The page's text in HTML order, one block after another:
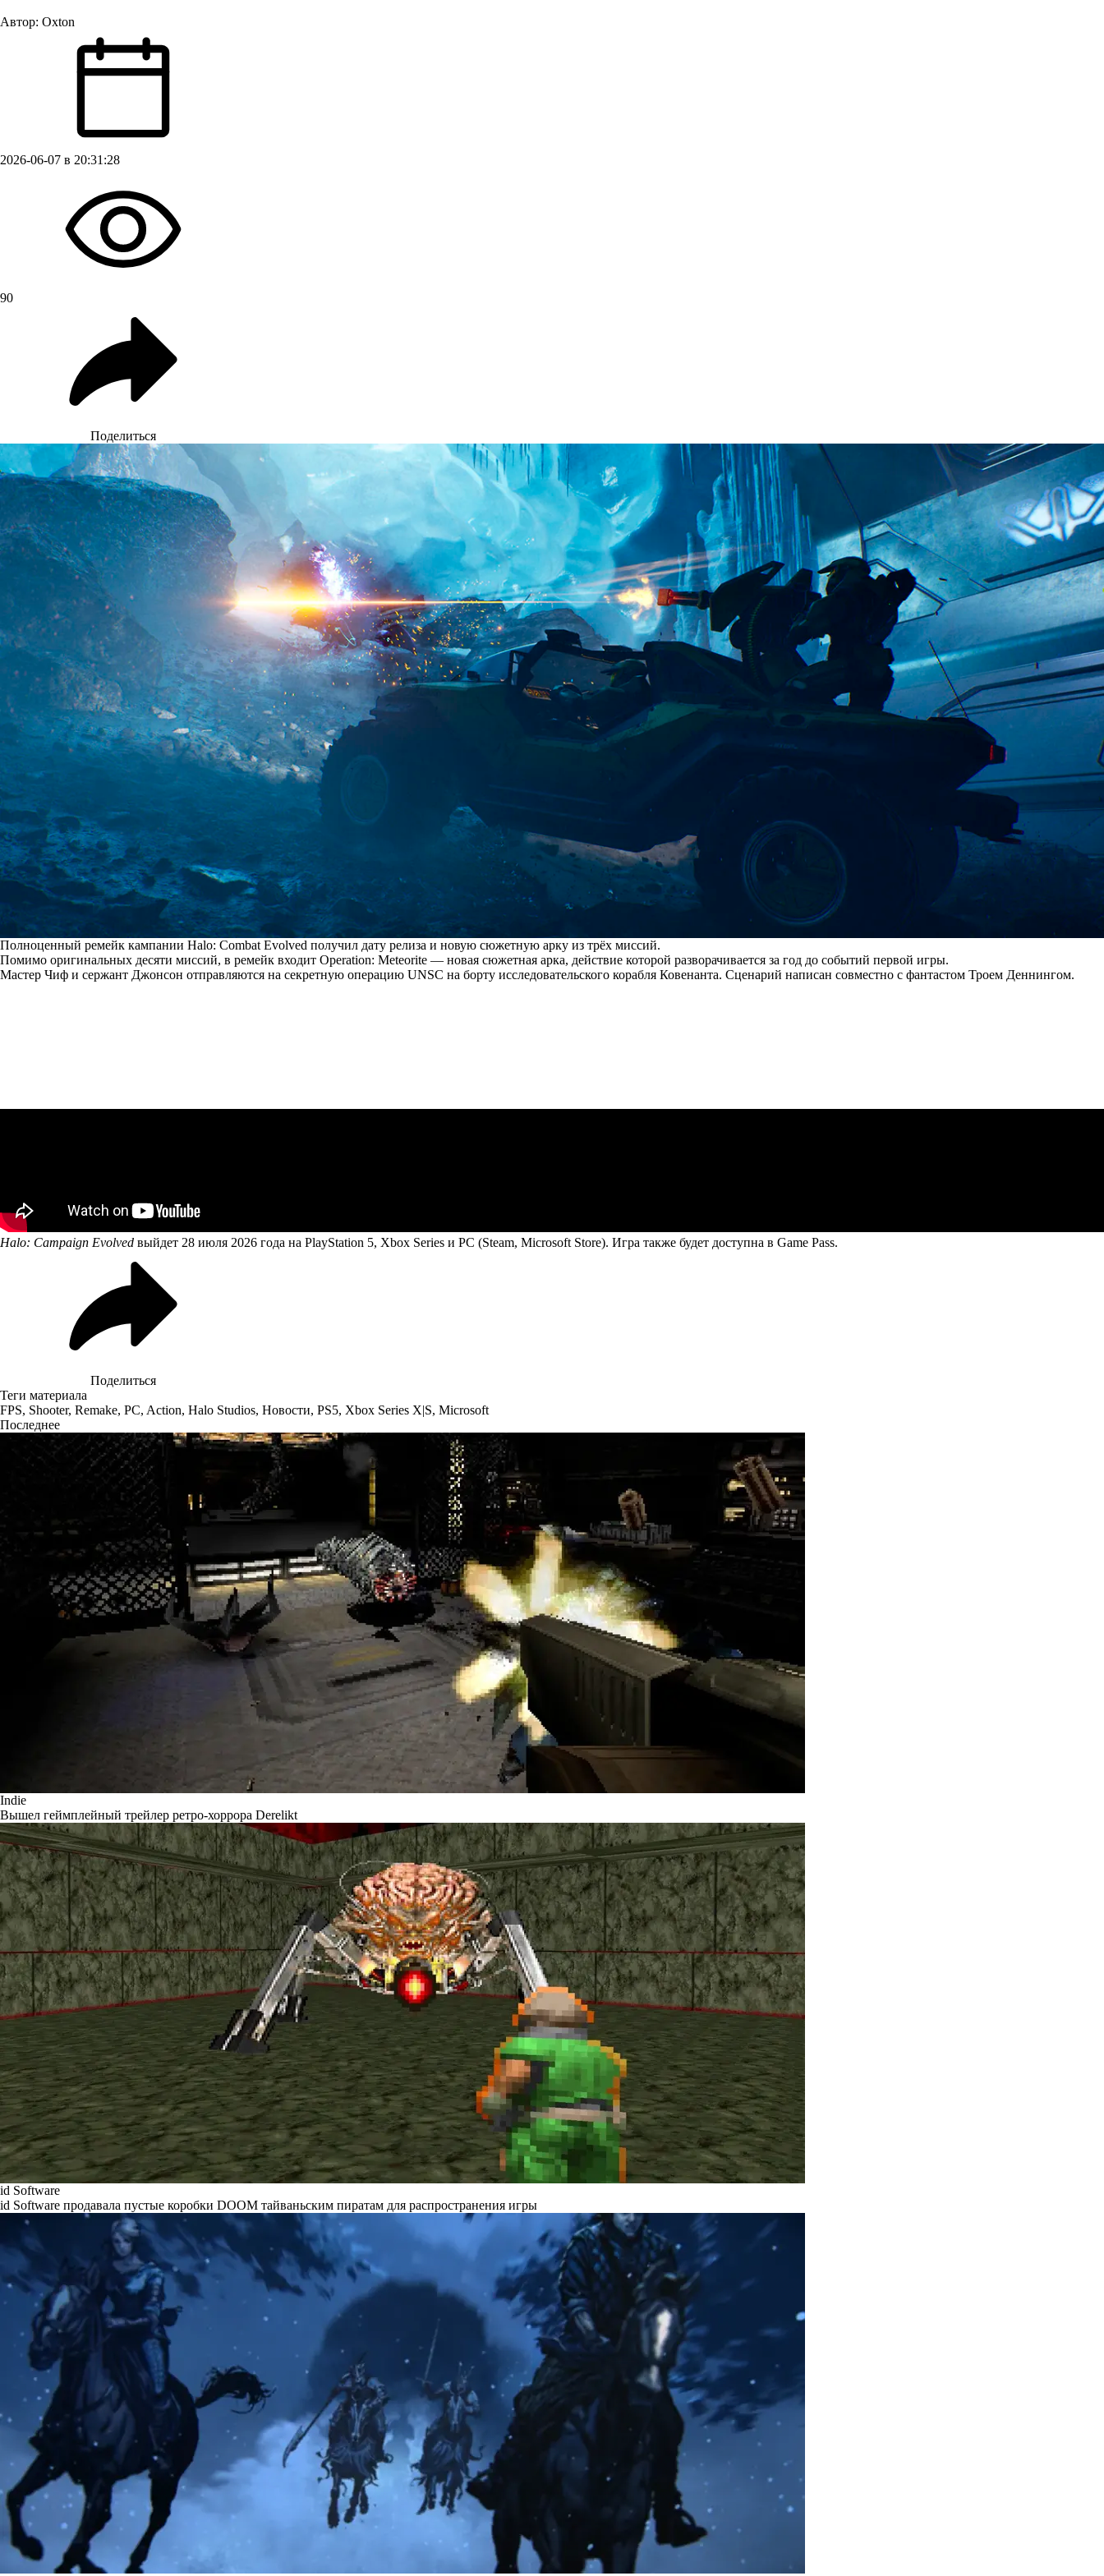
Автор: Oxton
2026-06-07 в 20:31:28
90
Поделиться
Полноценный ремейк кампании Halo: Combat Evolved получил дату релиза и новую сюжетную арку из трёх миссий.
Помимо оригинальных десяти миссий, в ремейк входит Operation: Meteorite — новая сюжетная арка, действие которой разворачивается за год до событий первой игры.
Мастер Чиф и сержант Джонсон отправляются на секретную операцию UNSC на борту исследовательского корабля Ковенанта. Сценарий написан совместно с фантастом Троем Деннингом.
Halo: Campaign Evolved выйдет 28 июля 2026 года на PlayStation 5, Xbox Series и PC (Steam, Microsoft Store). Игра также будет доступна в Game Pass.
Поделиться
Теги материала
FPS, Shooter, Remake, PC, Action, Halo Studios, Новости, PS5, Xbox Series X|S, Microsoft
Последнее
Indie
Вышел геймплейный трейлер ретро-хоррора Derelikt
id Software
id Software продавала пустые коробки DOOM тайваньским пиратам для распространения игры